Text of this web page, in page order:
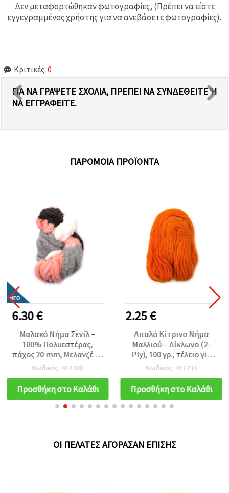
Δεν μεταφορτώθηκαν φωτογραφίες, (Πρέπει να είστε
εγγεγραμμένος χρήστης για να ανεβάσετε φωτογραφίες).
Κριτικές: 0
ΓΙΑ ΝΑ ΓΡΆΨΕΤΕ ΣΧΌΛΙΑ, ΠΡΈΠΕΙ ΝΑ ΣΥΝΔΕΘΕΊΤΕ Ή Ν
Α ΕΓΓΡΑΦΕΊΤΕ.
ΠΑΡΌΜΟΙΑ ΠΡΟΪΌΝΤΑ
ΝΈΟ
6.30 €
Μαλακό Νήμα Σενίλ –
100% Πολυεστέρας,
πάχος 20 mm, Μελανζέ σε
Λευκό/Γκρι/Σομόν, ~240 g
/ 25 m, Ζεστή Υφή για
Δημιουργικό Πλέξιμο &
Χειροτεχνίες (Assorted
Mix)
Κωδικός: 412300
Προσθήκη στο Καλάθι
2.25 €
Απαλό Κίτρινο Νήμα
Μαλλιού – Δίκλωνο (2-
Ply), 100 γρ., τέλειο για
πλέξιμο, βελονάκι και
ζεστές DIY κατασκευές
Κωδικός: 411233
Προσθήκη στο Καλάθι
ΟΙ ΠΕΛΆΤΕΣ ΑΓΌΡΑΣΑΝ ΕΠΊΣΗΣ